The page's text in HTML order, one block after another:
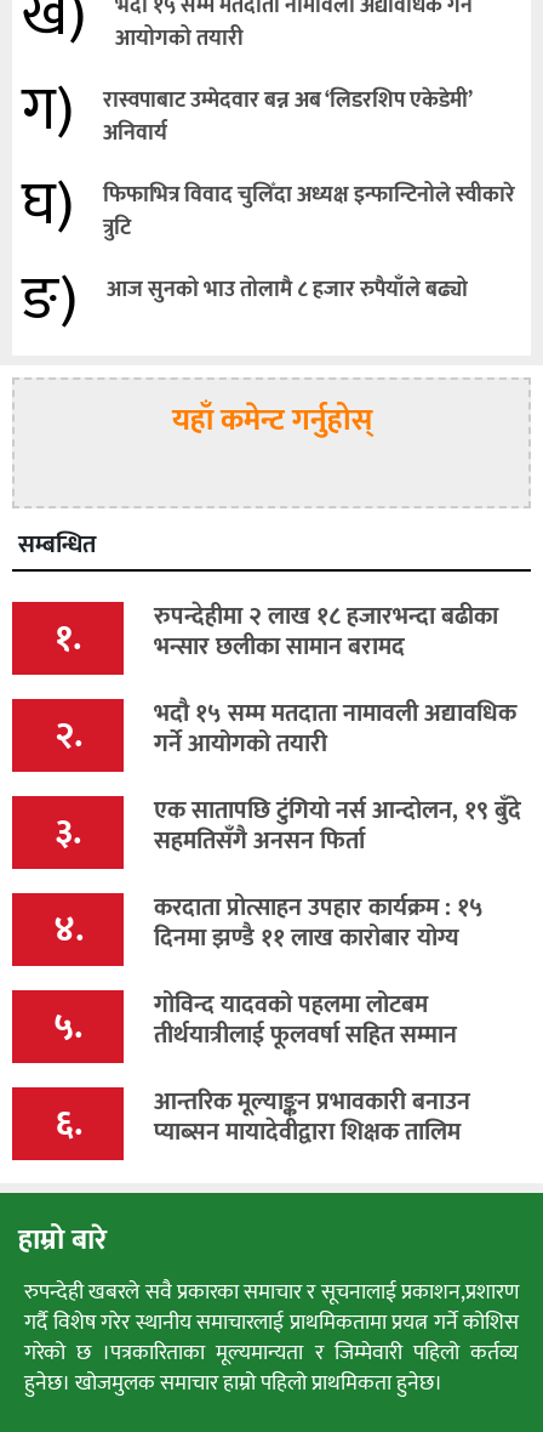
आयोगको तयारी
ग)
रास्वपाबाट उम्मेदवार बन्न अब ‘लिडरशिप एकेडेमी’
अनिवार्य
घ)
फिफाभित्र विवाद चुलिँदा अध्यक्ष इन्फान्टिनोले स्वीकारे
त्रुटि
ङ) आज सुनको भाउ तोलामै ८ हजार रुपैयाँले बढ्यो
यहाँ कमेन्ट गर्नुहोस्
सम्बन्धित
१. रुपन्देहीमा २ लाख १८ हजारभन्दा बढीका
भन्सार छलीका सामान बरामद
२. भदौ १५ सम्म मतदाता नामावली अद्यावधिक
गर्ने आयोगको तयारी
३. एक सातापछि टुंगियो नर्स आन्दोलन, १९ बुँदे
सहमतिसँगै अनसन फिर्ता
४. करदाता प्रोत्साहन उपहार कार्यक्रम : १५
दिनमा झण्डै ११ लाख कारोबार योग्य
५. गोविन्द यादवको पहलमा लोटबम
तीर्थयात्रीलाई फूलवर्षा सहित सम्मान
६. आन्तरिक मूल्याङ्कन प्रभावकारी बनाउन
प्याब्सन मायादेवीद्वारा शिक्षक तालिम
हाम्रो बारे
रुपन्देही खबरले सवै प्रकारका समाचार र सूचनालाई प्रकाशन,प्रशारण
गर्दै विशेष गरेर स्थानीय समाचारलाई प्राथमिकतामा प्रयत्न गर्ने कोशिस
गरेको छ ।पत्रकारिताका मूल्यमान्यता र जिम्मेवारी पहिलो कर्तव्य
हुनेछ। खोजमुलक समाचार हाम्रो पहिलो प्राथमिकता हुनेछ।